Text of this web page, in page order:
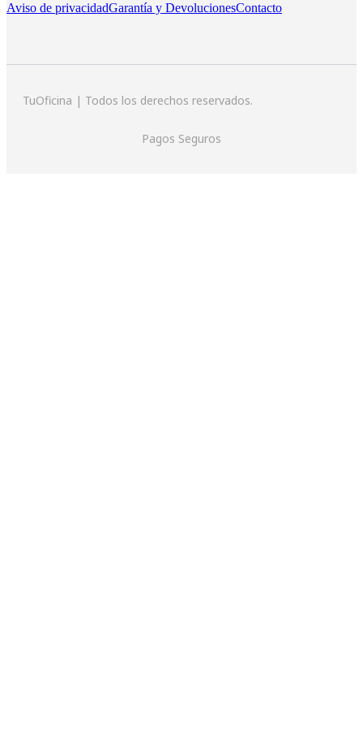
Aviso de privacidadGarantía y DevolucionesContacto
TuOficina | Todos los derechos reservados.
Pagos Seguros